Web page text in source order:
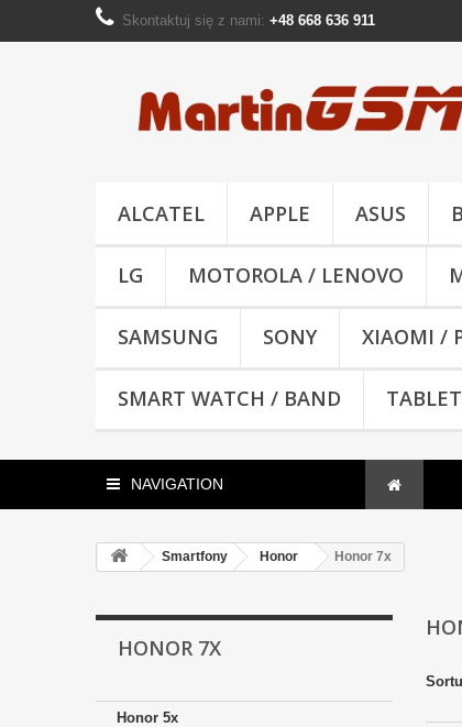
Skontaktuj się z nami: +48 668 636 911
ALCATEL APPLE ASUS
LG MOTOROLA / LENOVO
SAMSUNG SONY XIAOMI /
SMART WATCH / BAND
NAVIGATION
Smartfony Honor Honor 7x
HONOR 7X
Honor 5x